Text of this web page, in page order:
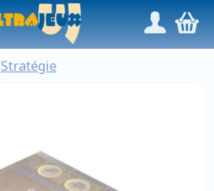
/,
Stratégie